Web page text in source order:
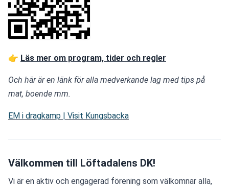
👉 Läs mer om program, tider och regler
Och här är en länk för alla medverkande lag med tips på
mat, boende mm.
EM i dragkamp | Visit Kungsbacka
Välkommen till Löftadalens DK!